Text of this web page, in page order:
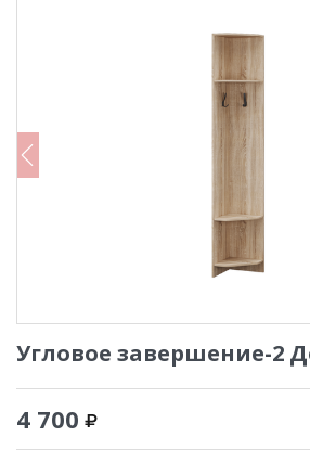
Угловое завершение-2
4 700